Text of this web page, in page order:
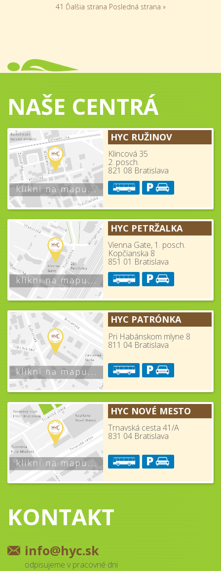
41 Ďalšia strana Posledná strana »
NAŠE CENTRÁ
HYC RUŽINOV
Klincová 35
2. posch.
821 08 Bratislava
HYC PETRŽALKA
Vienna Gate, 1. posch.
Kopčianska 8
851 01 Bratislava
HYC PATRÓNKA
Pri Habánskom mlyne 8
811 04 Bratislava
HYC NOVÉ MESTO
Trnavská cesta 41/A
831 04 Bratislava
KONTAKT
info@hyc.sk
odpisujeme v pracovné dni